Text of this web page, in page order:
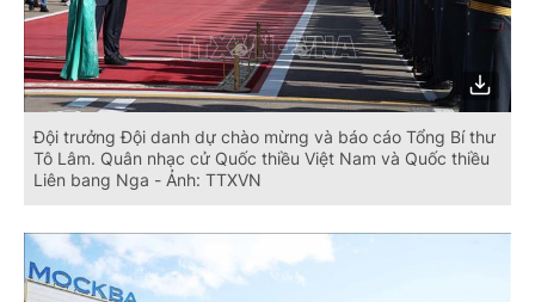
Đội trưởng Đội danh dự chào mừng và báo cáo Tổng Bí thư
Tô Lâm. Quân nhạc cử Quốc thiều Việt Nam và Quốc thiều
Liên bang Nga - Ảnh: TTXVN